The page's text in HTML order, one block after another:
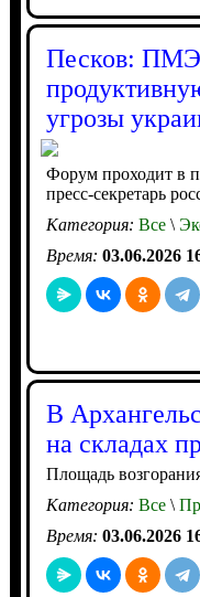
Песков:
угрозы
Форум проходит в
пресс-секретарь
Категория: Все\
Время: 03.06.2026
В
на складах
Площадь
Категория: Все\
Время: 03.06.2026